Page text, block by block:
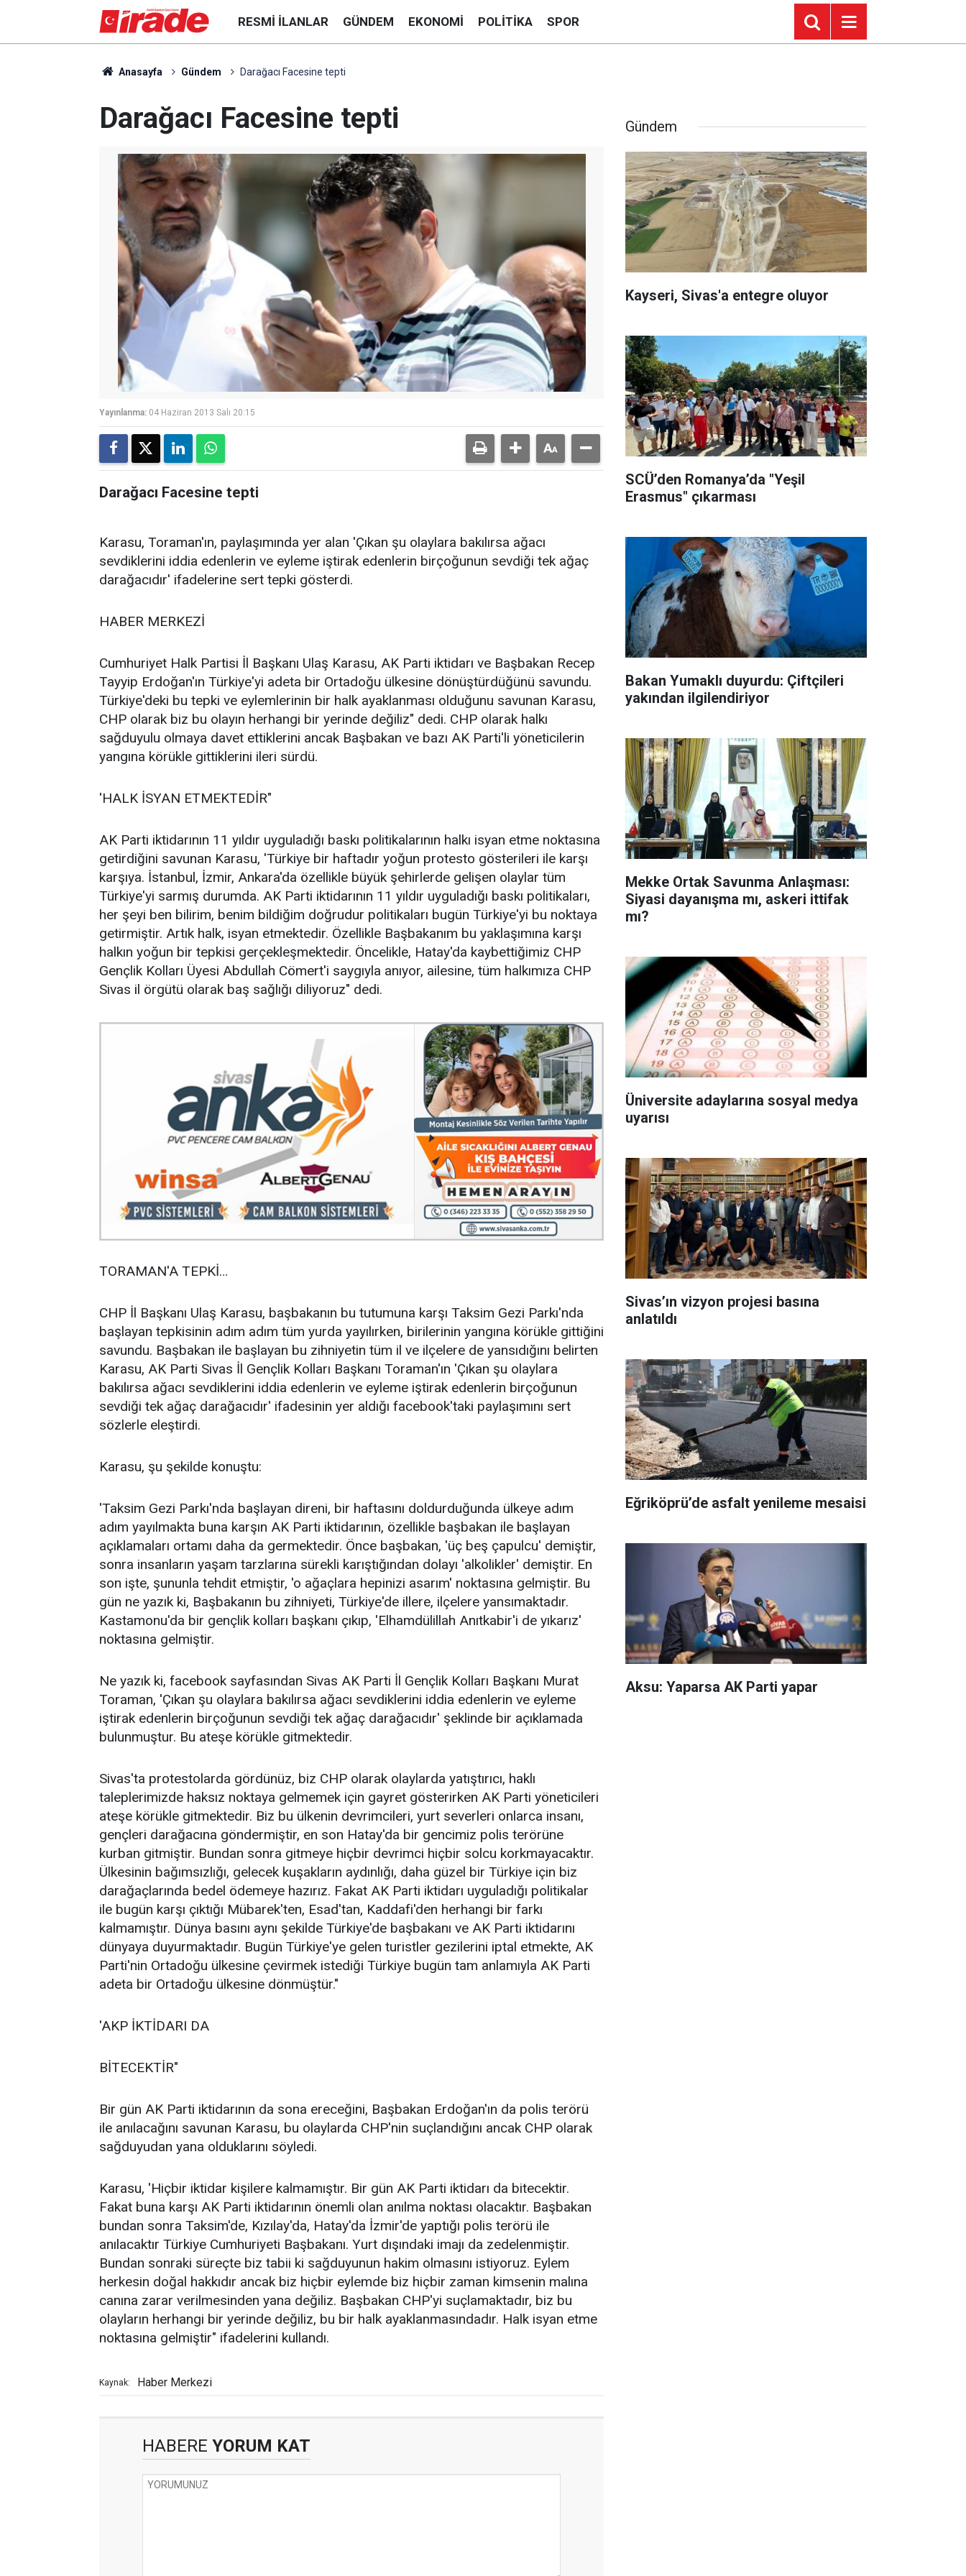
RESMI İLANLAR GÜNDEM EKONOMI POLITIKA SPOR
Anasayfa Gündem Darağacı Facesine tepti
Darağacı Facesine tepti
Yayınlanma: 04 Haziran 2013 Salı 20:15
Darağacı Facesine tepti
Karasu, Toraman'ın, paylaşımında yer alan 'Çıkan şu olaylara bakılırsa ağacı
sevdiklerini iddia edenlerin ve eyleme iştirak edenlerin birçoğunun sevdiği tek ağaç
darağacıdır' ifadelerine sert tepki gösterdi.
HABER MERKEZİ
Cumhuriyet Halk Partisi İl Başkanı Ulaş Karasu, AK Parti iktidarı ve Başbakan Recep
Tayyip Erdoğan'ın Türkiye'yi adeta bir Ortadoğu ülkesine dönüştürdüğünü savundu.
Türkiye'deki bu tepki ve eylemlerinin bir halk ayaklanması olduğunu savunan Karasu,
CHP olarak biz bu olayın herhangi bir yerinde değiliz" dedi. CHP olarak halkı
sağduyulu olmaya davet ettiklerini ancak Başbakan ve bazı AK Parti'li yöneticilerin
yangına körükle gittiklerini ileri sürdü.
'HALK İSYAN ETMEKTEDİR"
AK Parti iktidarının 11 yıldır uyguladığı baskı politikalarının halkı isyan etme noktasına
getirdiğini savunan Karasu, 'Türkiye bir haftadır yoğun protesto gösterileri ile karşı
karşıya. İstanbul, İzmir, Ankara'da özellikle büyük şehirlerde gelişen olaylar tüm
Türkiye'yi sarmış durumda. AK Parti iktidarının 11 yıldır uyguladığı baskı politikaları,
her şeyi ben bilirim, benim bildiğim doğrudur politikaları bugün Türkiye'yi bu noktaya
getirmiştir. Artık halk, isyan etmektedir. Özellikle Başbakanım bu yaklaşımına karşı
halkın yoğun bir tepkisi gerçekleşmektedir. Öncelikle, Hatay'da kaybettiğimiz CHP
Gençlik Kolları Üyesi Abdullah Cömert'i saygıyla anıyor, ailesine, tüm halkımıza CHP
Sivas il örgütü olarak baş sağlığı diliyoruz" dedi.
TORAMAN'A TEPKİ…
CHP İl Başkanı Ulaş Karasu, başbakanın bu tutumuna karşı Taksim Gezi Parkı'nda
başlayan tepkisinin adım adım tüm yurda yayılırken, birilerinin yangına körükle gittiğini
savundu. Başbakan ile başlayan bu zihniyetin tüm il ve ilçelere de yansıdığını belirten
Karasu, AK Parti Sivas İl Gençlik Kolları Başkanı Toraman'ın 'Çıkan şu olaylara
bakılırsa ağacı sevdiklerini iddia edenlerin ve eyleme iştirak edenlerin birçoğunun
sevdiği tek ağaç darağacıdır' ifadesinin yer aldığı facebook'taki paylaşımını sert
sözlerle eleştirdi.
Karasu, şu şekilde konuştu:
'Taksim Gezi Parkı'nda başlayan direni, bir haftasını doldurduğunda ülkeye adım
adım yayılmakta buna karşın AK Parti iktidarının, özellikle başbakan ile başlayan
açıklamaları ortamı daha da germektedir. Önce başbakan, 'üç beş çapulcu' demiştir,
sonra insanların yaşam tarzlarına sürekli karıştığından dolayı 'alkolikler' demiştir. En
son işte, şununla tehdit etmiştir, 'o ağaçlara hepinizi asarım' noktasına gelmiştir. Bu
gün ne yazık ki, Başbakanın bu zihniyeti, Türkiye'de illere, ilçelere yansımaktadır.
Kastamonu'da bir gençlik kolları başkanı çıkıp, 'Elhamdülillah Anıtkabir'i de yıkarız'
noktasına gelmiştir.
Ne yazık ki, facebook sayfasından Sivas AK Parti İl Gençlik Kolları Başkanı Murat
Toraman, 'Çıkan şu olaylara bakılırsa ağacı sevdiklerini iddia edenlerin ve eyleme
iştirak edenlerin birçoğunun sevdiği tek ağaç darağacıdır' şeklinde bir açıklamada
bulunmuştur. Bu ateşe körükle gitmektedir.
Sivas'ta protestolarda gördünüz, biz CHP olarak olaylarda yatıştırıcı, haklı
taleplerimizde haksız noktaya gelmemek için gayret gösterirken AK Parti yöneticileri
ateşe körükle gitmektedir. Biz bu ülkenin devrimcileri, yurt severleri onlarca insanı,
gençleri darağacına göndermiştir, en son Hatay'da bir gencimiz polis terörüne
kurban gitmiştir. Bundan sonra gitmeye hiçbir devrimci hiçbir solcu korkmayacaktır.
Ülkesinin bağımsızlığı, gelecek kuşakların aydınlığı, daha güzel bir Türkiye için biz
darağaçlarında bedel ödemeye hazırız. Fakat AK Parti iktidarı uyguladığı politikalar
ile bugün karşı çıktığı Mübarek'ten, Esad'tan, Kaddafi'den herhangi bir farkı
kalmamıştır. Dünya basını aynı şekilde Türkiye'de başbakanı ve AK Parti iktidarını
dünyaya duyurmaktadır. Bugün Türkiye'ye gelen turistler gezilerini iptal etmekte, AK
Parti'nin Ortadoğu ülkesine çevirmek istediği Türkiye bugün tam anlamıyla AK Parti
adeta bir Ortadoğu ülkesine dönmüştür."
'AKP İKTİDARI DA
BİTECEKTİR"
Bir gün AK Parti iktidarının da sona ereceğini, Başbakan Erdoğan'ın da polis terörü
ile anılacağını savunan Karasu, bu olaylarda CHP'nin suçlandığını ancak CHP olarak
sağduyudan yana olduklarını söyledi.
Karasu, 'Hiçbir iktidar kişilere kalmamıştır. Bir gün AK Parti iktidarı da bitecektir.
Fakat buna karşı AK Parti iktidarının önemli olan anılma noktası olacaktır. Başbakan
bundan sonra Taksim'de, Kızılay'da, Hatay'da İzmir'de yaptığı polis terörü ile
anılacaktır Türkiye Cumhuriyeti Başbakanı. Yurt dışındaki imajı da zedelenmiştir.
Bundan sonraki süreçte biz tabii ki sağduyunun hakim olmasını istiyoruz. Eylem
herkesin doğal hakkıdır ancak biz hiçbir eylemde biz hiçbir zaman kimsenin malına
canına zarar verilmesinden yana değiliz. Başbakan CHP'yi suçlamaktadır, biz bu
olayların herhangi bir yerinde değiliz, bu bir halk ayaklanmasındadır. Halk isyan etme
noktasına gelmiştir" ifadelerini kullandı.
Kaynak: Haber Merkezi
HABERE YORUM KAT
Gündem
Kayseri, Sivas'a entegre oluyor
SCÜ’den Romanya’da "Yeşil
Erasmus" çıkarması
Bakan Yumaklı duyurdu: Çiftçileri
yakından ilgilendiriyor
Mekke Ortak Savunma Anlaşması:
Siyasi dayanışma mı, askeri ittifak
mı?
Üniversite adaylarına sosyal medya
uyarısı
Sivas’ın vizyon projesi basına
anlatıldı
Eğriköprü’de asfalt yenileme mesaisi
Aksu: Yaparsa AK Parti yapar